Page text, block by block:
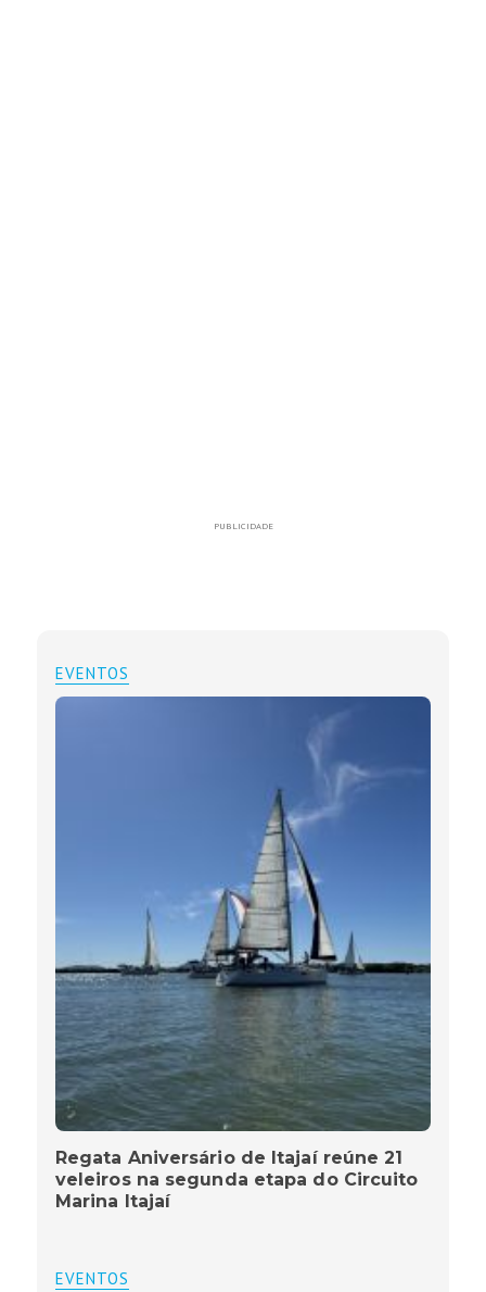
PUBLICIDADE
EVENTOS
Regata Aniversário de Itajaí reúne 21
veleiros na segunda etapa do Circuito
Marina Itajaí
EVENTOS